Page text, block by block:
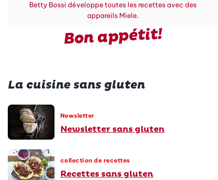
Betty Bossi développe toutes les recettes avec des
appareils Miele.
Bon appétit!
La cuisine sans gluten
Newsletter
Newsletter sans gluten
collection de recettes
Recettes sans gluten